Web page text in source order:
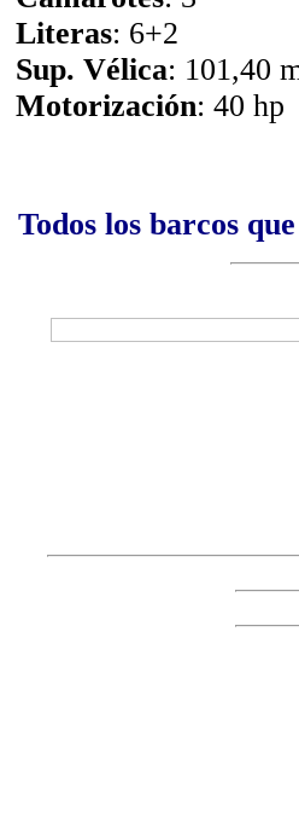
Literas: 6+2
Sup. Vélica: 101,40
Motorización: 40 hp
Todos los barcos